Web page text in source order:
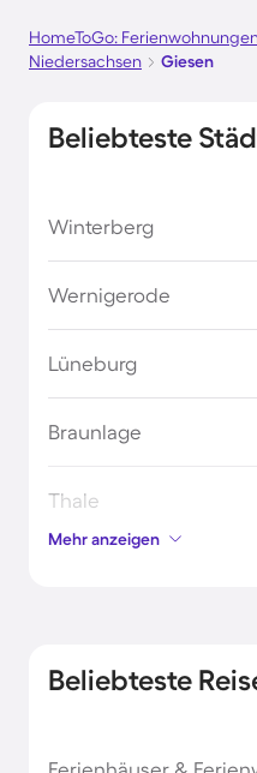
HomeToGo:
Niedersachsen
Giesen
Beliebteste
Winterberg
Wernigerode
Lüneburg
Braunlage
Thale
Mehr anzeigen
Beliebteste